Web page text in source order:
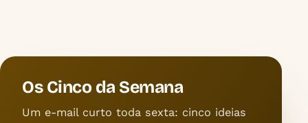
Os Cinco da Semana
Um e-mail curto toda sexta: cinco ideias